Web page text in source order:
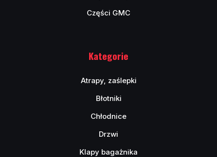
Części GMC
Kategorie
Atrapy, zaślepki
Błotniki
Chłodnice
Drzwi
Klapy bagażnika